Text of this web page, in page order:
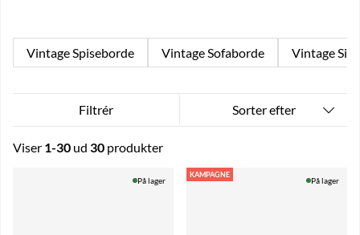
Vintage Spiseborde Vintage Sofaborde Vintage
Filtrér Sorter efter
Viser 1-30 ud 30 produkter
På lager
KAMPAGNE
På lager